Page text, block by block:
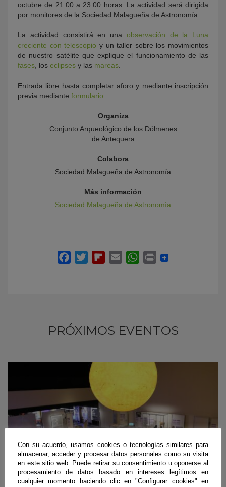
octubre de 21:00 a 23:00 horas. La actividad será dirigida
por monitores de la Sociedad Malagueña de Astronomía.
La actividad consistirá en una observación de la Luna
creciente con telescopio y un taller sobre los movimientos
de nuestro satélite que explique el funcionamiento de las
fases , los eclipses y las mareas
Entrada libre hasta completar aforo y mediante inscripción
previa mediante formulario.
Organiza
Conjunto Arqueológico de los Dólmenes
de Antequera
Colabora
Sociedad Malagueña de Astronomía
Más información
Sociedad Malagueña de Astronomía
PRÓXIMOS EVENTOS
Con su acuerdo, usamos cookies o tecnologías similares para
almacenar, acceder y procesar datos personales como su visita
en este sitio web. Puede retirar su consentimiento u oponerse al
procesamiento de datos basado en intereses legítimos en
cualquier momento haciendo clic en "Configurar cookies" en